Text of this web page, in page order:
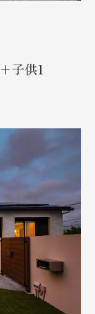
子供1